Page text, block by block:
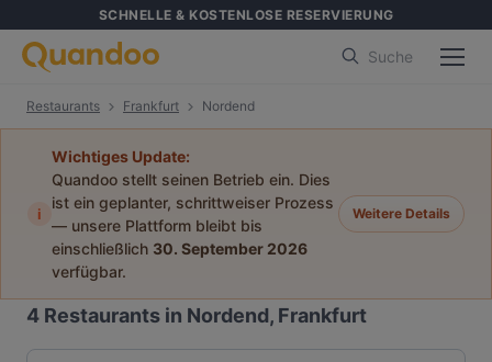
SCHNELLE & KOSTENLOSE RESERVIERUNG
Suche
Restaurants Frankfurt Nordend
i
Wichtiges Update:
Quandoo stellt seinen Betrieb ein. Dies
ist ein geplanter, schrittweiser Prozess
— unsere Plattform bleibt bis
einschließlich 30. September 2026
verfügbar.
Weitere Details
4 Restaurants in Nordend, Frankfurt